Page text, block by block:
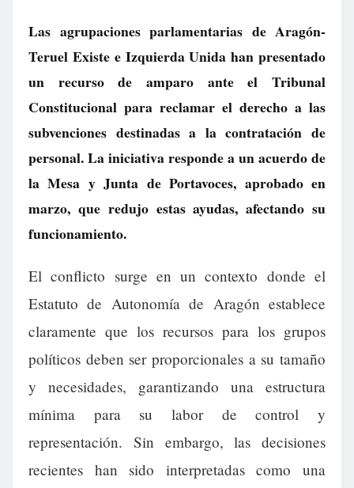
Las agrupaciones parlamentarias de Aragón-
Teruel Existe e Izquierda Unida han presentado
un recurso de amparo ante el Tribunal
Constitucional para reclamar el derecho a las
subvenciones destinadas a la contratación de
personal. La iniciativa responde a un acuerdo de
la Mesa y Junta de Portavoces, aprobado en
marzo, que redujo estas ayudas, afectando su
funcionamiento.
El conflicto surge en un contexto donde el
Estatuto de Autonomía de Aragón establece
claramente que los recursos para los grupos
políticos deben ser proporcionales a su tamaño
y necesidades, garantizando una estructura
mínima para su labor de control y
representación. Sin embargo, las decisiones
recientes han sido interpretadas como una